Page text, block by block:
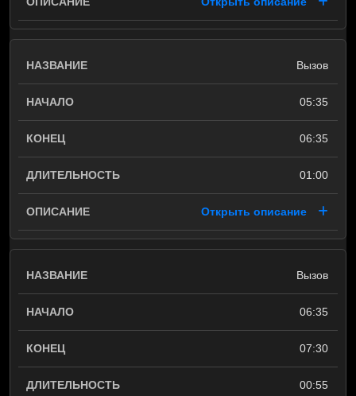
Вызов
05:35
06:35
01:00
Открыть описание
Вызов
06:35
07:30
00:55